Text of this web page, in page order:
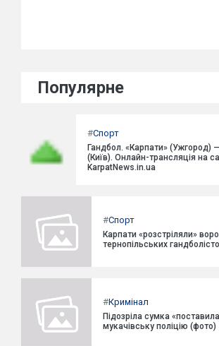
Популярне
#Спорт
Гандбол. «Карпати» (Ужгород)
(Київ). Онлайн-трансляція на
KarpatNews.in.ua
#Спорт
Карпати «розстріляли»
тернопільських
#Кримінал
Підозріла сумка
мукачівську поліцію (фото)